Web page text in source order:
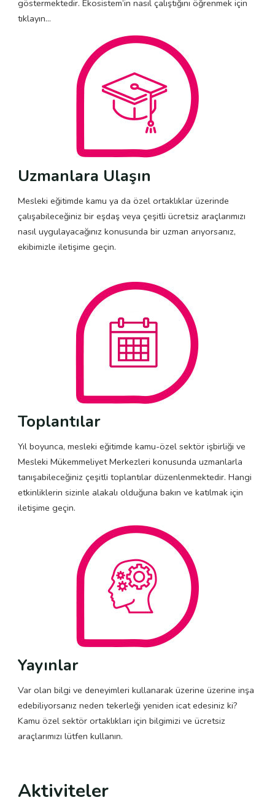
göstermektedir. Ekosistem’in nasıl çalıştığını öğrenmek için
tıklayın…
Uzmanlara Ulaşın
Mesleki eğitimde kamu ya da özel ortaklıklar üzerinde
çalışabileceğiniz bir eşdaş veya çeşitli ücretsiz araçlarımızı
nasıl uygulayacağınız konusunda bir uzman arıyorsanız,
ekibimizle iletişime geçin.
Toplantılar
Yıl boyunca, mesleki eğitimde kamu-özel sektör işbirliği ve
Mesleki Mükemmeliyet Merkezleri konusunda uzmanlarla
tanışabileceğiniz çeşitli toplantılar düzenlenmektedir. Hangi
etkinliklerin sizinle alakalı olduğuna bakın ve katılmak için
iletişime geçin.
Yayınlar
Var olan bilgi ve deneyimleri kullanarak üzerine üzerine inşa
edebiliyorsanız neden tekerleği yeniden icat edesiniz ki?
Kamu özel sektör ortaklıkları için bilgimizi ve ücretsiz
araçlarımızı lütfen kullanın.
Aktiviteler